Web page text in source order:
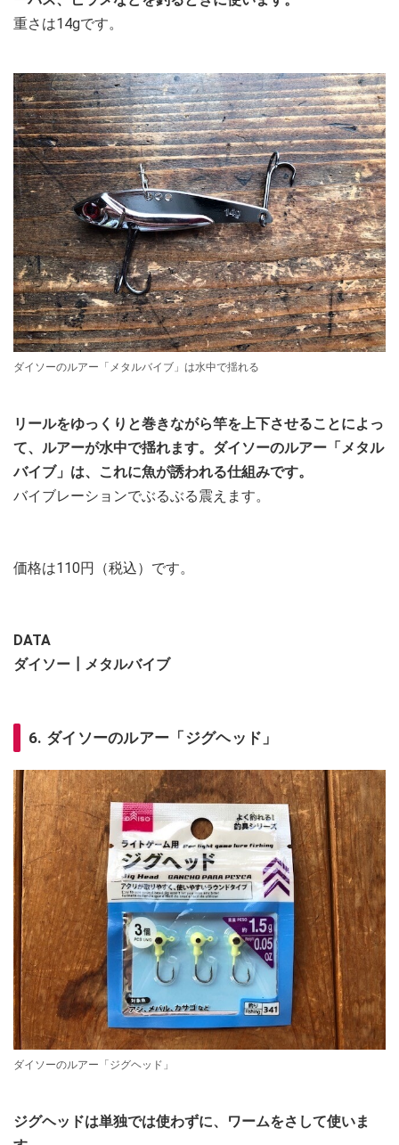
重さは14gです。
ダイソーのルアー「メタルバイブ」は水中で揺れる
リールをゆっくりと巻きながら竿を上下させることによっ
て、ルアーが水中で揺れます。ダイソーのルアー「メタル
バイブ」は、これに魚が誘われる仕組みです。
バイブレーションでぶるぶる震えます。
価格は110円（税込）です。
DATA
ダイソー┃メタルバイブ
6. ダイソーのルアー「ジグヘッド」
ダイソーのルアー「ジグヘッド」
ジグヘッドは単独では使わずに、ワームをさして使いま